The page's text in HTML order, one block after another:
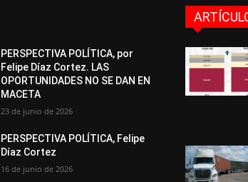
PERSPECTIVA POLÍTICA, por
Felipe Díaz Cortez. LAS
OPORTUNIDADES NO SE DAN EN
MACETA
23 de junio de 2026
PERSPECTIVA POLÍTICA, Felipe
Díaz Cortez
16 de junio de 2026